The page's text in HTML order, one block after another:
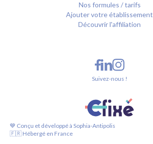
Nos formules / tarifs
Ajouter votre établissement
Découvrir l'affiliation
💙 Conçu et développé à Sophia-Antipolis
🇫🇷 Hébergé en France
Suivez-nous !